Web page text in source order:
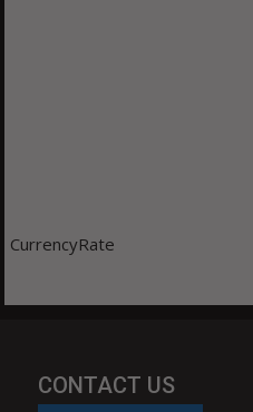
CurrencyRate
CONTACT US